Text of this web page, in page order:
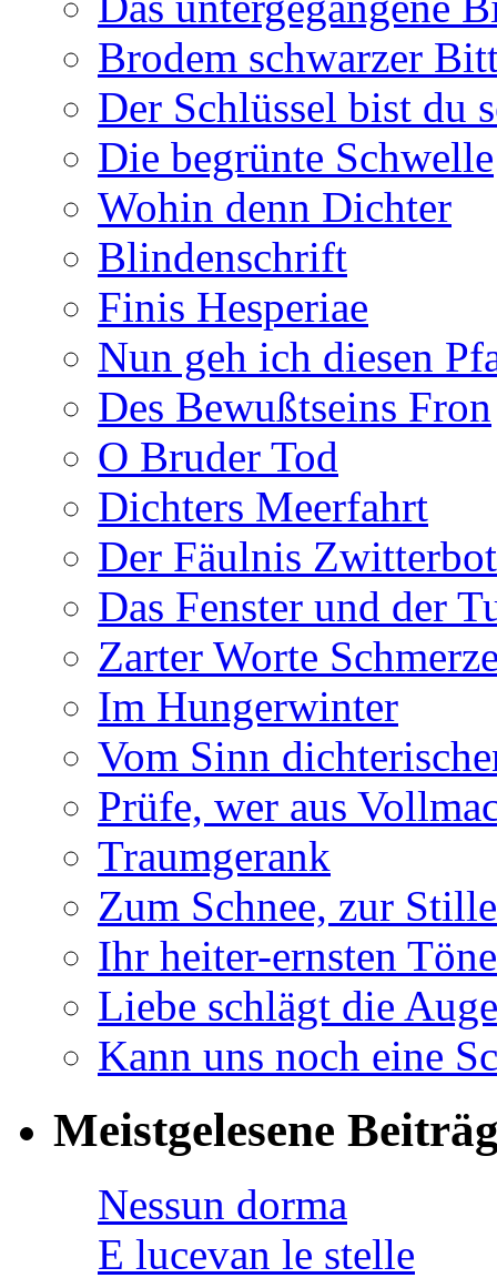
Brodem schwarzer
Der Schlüssel bist du
Die begrünte Schwelle
Wohin denn Dichter
Blindenschrift
Finis Hesperiae
Nun geh ich diesen
Des Bewußtseins Fron
O Bruder Tod
Dichters Meerfahrt
Der Fäulnis
Das Fenster und der
Zarter Worte
Im Hungerwinter
Vom Sinn
Prüfe, wer aus
Traumgerank
Zum Schnee, zur Stille
Ihr heiter-ernsten Töne
Liebe schlägt die
Kann uns noch eine
Meistgelesene
Nessun dorma
E lucevan le stelle